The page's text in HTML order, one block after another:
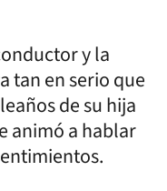
y la
tan en serio que
de su hija
animó a hablar